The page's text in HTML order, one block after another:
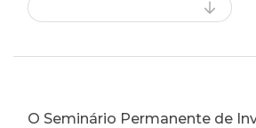
O Seminário Permanente de